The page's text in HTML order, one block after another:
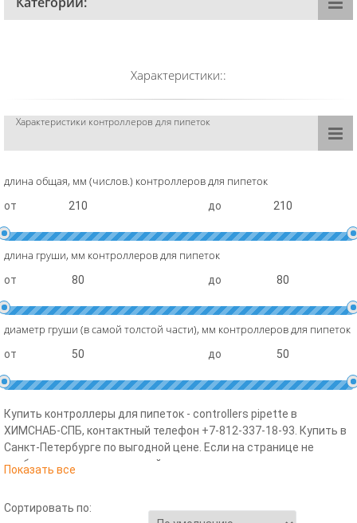
Характеристики::
Характеристики контроллеров для пипеток
длина общая, мм (числов.) контроллеров для пипеток
от до
длина груши, мм контроллеров для пипеток
от до
диаметр груши (в самой толстой части), мм контроллеров для пипеток
от до
Купить контроллеры для пипеток - controllers pipette в
ХИМСНАБ-СПБ, контактный телефон +7-812-337-18-93. Купить в
Санкт-Петербурге по выгодной цене. Если на странице не
отобразились товары откройте главную категорию
ФИЛЬТРОМ ХАРАКТЕРИСТИК в главной категории данного
Показать все
Сортировать по: